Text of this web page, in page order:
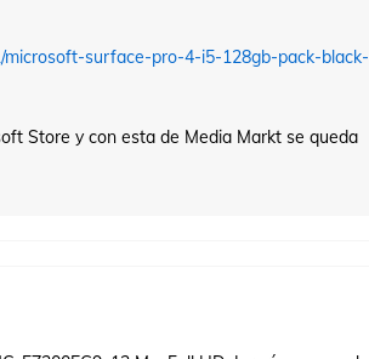
surface-pro-4-i5-128gb-pack-black-
Store y con esta de Media Markt se queda